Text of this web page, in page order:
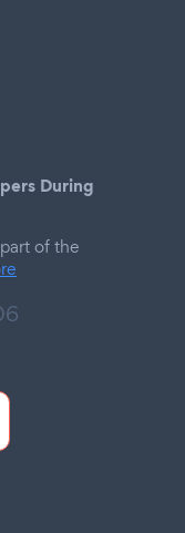
During
of the